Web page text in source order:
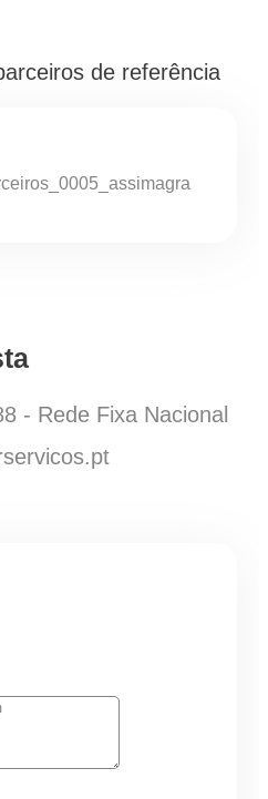
de referência
- Rede Fixa Nacional